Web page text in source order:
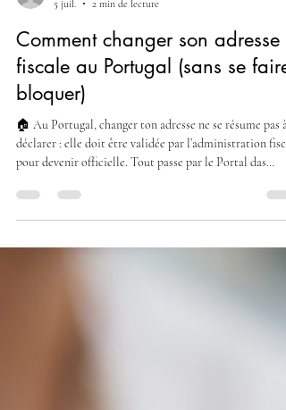
contactmonguidepor
5 juil.
2 min de lecture
Comment changer son adresse
fiscale au Portugal (sans se faire
bloquer)
🏠 Au Portugal, changer ton adresse ne se résume pas à
déclarer : elle doit être validée par l’administration
Finanças 1️⃣ Faire la modification en ligne Dans ton
espace : Va dans “Dados Cadastrais” Clique sur “Alterar